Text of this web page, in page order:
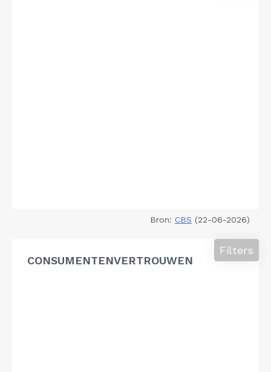
Bron: CBS (22-06-2026)
CONSUMENTENVERTROUWEN
Filters